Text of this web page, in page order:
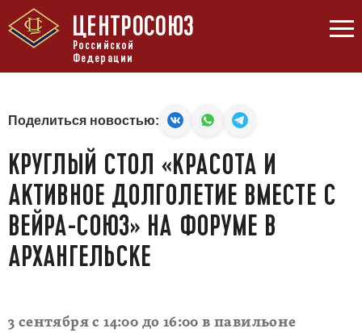
ЦЕНТРОСОЮЗ
Российской
Федерации
Поделиться новостью:
КРУГЛЫЙ СТОЛ «КРАСОТА И
АКТИВНОЕ ДОЛГОЛЕТИЕ ВМЕСТЕ С
ВЕЙРА-СОЮЗ» НА ФОРУМЕ В
АРХАНГЕЛЬСКЕ
3 сентября с 14:00 до 16:00 в павильоне